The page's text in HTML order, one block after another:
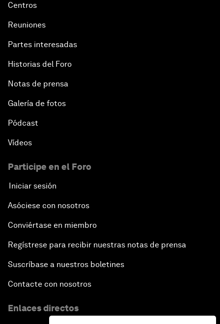
Centros
Reuniones
Partes interesadas
Historias del Foro
Notas de prensa
Galería de fotos
Pódcast
Vídeos
Participe en el Foro
Iniciar sesión
Asóciese con nosotros
Conviértase en miembro
Regístrese para recibir nuestras notas de prensa
Suscríbase a nuestros boletines
Contacte con nosotros
Enlaces directos